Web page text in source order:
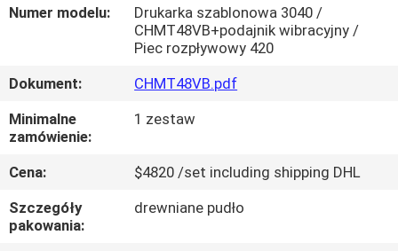
JAKOŚCI
SKONTAKTUJ
Z
NAMI
Numer modelu:
Drukarka szablonowa 3040 /
CHMT48VB+podajnik wibracyjny /
Piec rozpływowy 420
Dokument:
CHMT48VB.pdf
Minimalne
zamówienie:
1 zestaw
Cena:
$4820 /set including shipping DHL
Szczegóły
pakowania:
drewniane pudło